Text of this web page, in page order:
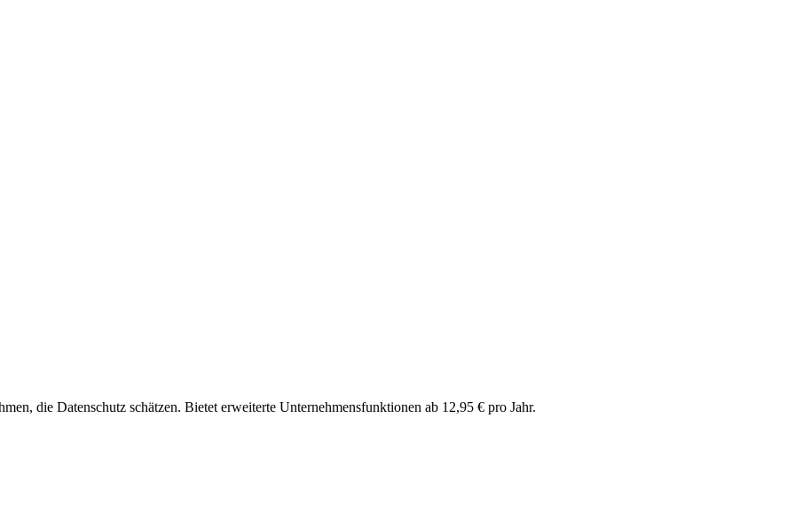
die Datenschutz schätzen. Bietet erweiterte Unternehmensfunktionen ab 12,95 € pro Jahr.